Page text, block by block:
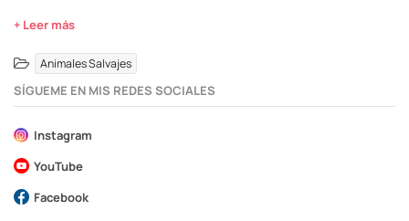
+ Leer más
Animales Salvajes
SÍGUEME EN MIS REDES SOCIALES
Instagram
YouTube
Facebook